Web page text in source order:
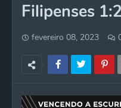
Filipenses
fevereiro 08, 2023